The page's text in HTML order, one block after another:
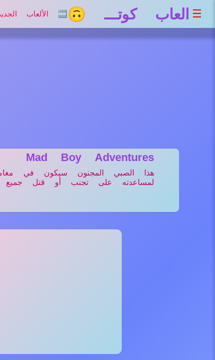
☰ العاب كوتـــ 🙃 🆕 الألعاب الجديدة
Mad Boy Adventures
هذا الصبي المجنون سيكون في
لمساعدته على تجنب أو قتل جميع